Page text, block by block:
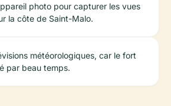
photo pour capturer les vues
la côte de Saint-Malo.
météorologiques, car le fort
par beau temps.